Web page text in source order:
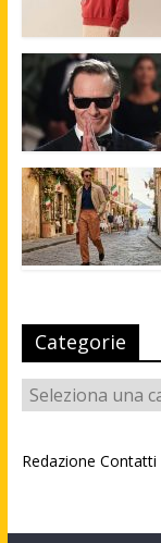
Categorie
Categorie
Redazione Contatti